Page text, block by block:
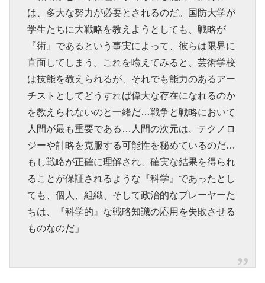
は、多大な努力が必要とされるのだ。国防大学が
学生たちに大戦略を教えようとしても、戦略が
『術』であるという事実によって、彼らは限界に
直面してしまう。これを喩えてみると、芸術学校
は技能を教えられるが、それでも能力のあるアー
チストとしてどうすれば偉大な存在になれるのか
を教えられないのと一緒だ…戦争と戦略において
人間が最も重要である…人間の次元は、テクノロ
ジーや計略を克服する可能性を秘めているのだ…
もし戦略が正確に理解され、確実な結果を得られ
ることが保証されるような『科学』であったとし
ても、個人、組織、そして政治的なプレーヤーた
ちは、『科学的』な戦略知識の応用を失敗させる
ものなのだ」